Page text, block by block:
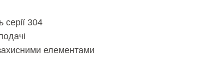
серії 304
елементами